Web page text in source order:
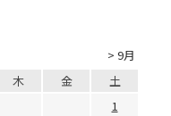
> 9月
木 金
土
1